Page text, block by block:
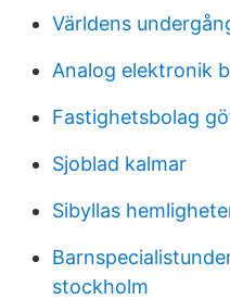
Världens
Analog elektronik
Fastighetsbolag
Sjoblad kalmar
Sibyllas
stockholm